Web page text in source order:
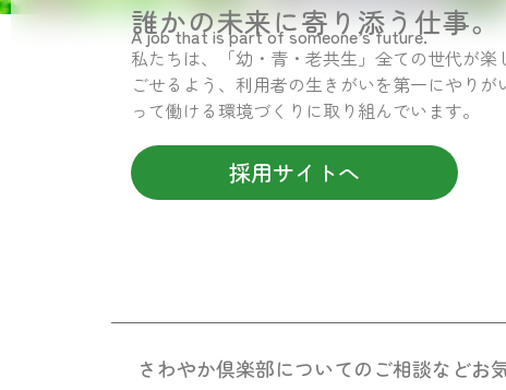
誰かの未来に寄り添う仕事。
A job that is part of someone’s future.
私たちは、「幼・青・老共生」全ての世代が楽
ごせるよう、利用者の生きがいを第一にやりが
って働ける環境づくりに取り組んでいます。
採用サイトへ
さわやか倶楽部についてのご相談などお